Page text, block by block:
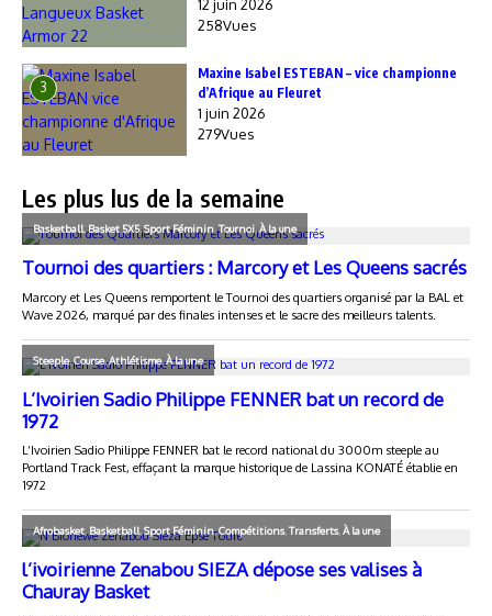
12 juin 2026
258Vues
3
Maxine Isabel ESTEBAN – vice championne
d’Afrique au Fleuret
1 juin 2026
279Vues
Les plus lus de la semaine